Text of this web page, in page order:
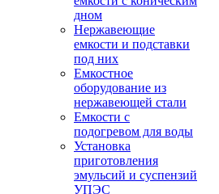
дном
Нержавеющие
емкости и подставки
под них
Емкостное
оборудование из
нержавеющей стали
Емкости с
подогревом для воды
Установка
приготовления
эмульсий и суспензий
УПЭС